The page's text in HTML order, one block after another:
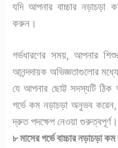
যদি আপনার বাচ্চার
করুন।
গর্ভধারণের সময়, আপনার
আনন্দদায়ক অভিজ্ঞতাগুলোর
যে আপনার ছোট্ট সদস্যটি
গর্ভে কম নড়াচড়া অনুভব
দ্রুত পদক্ষেপ নেওয়া গুরুত্বপূর্ণ।
৮ মাসের গর্ভে বাচ্চার নড়াচড়া